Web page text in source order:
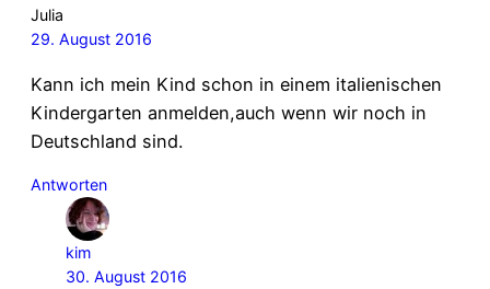
Julia
29. August 2016
Kann ich mein Kind schon in einem italienischen
Kindergarten anmelden,auch wenn wir noch in
Deutschland sind.
Antworten
kim
30. August 2016